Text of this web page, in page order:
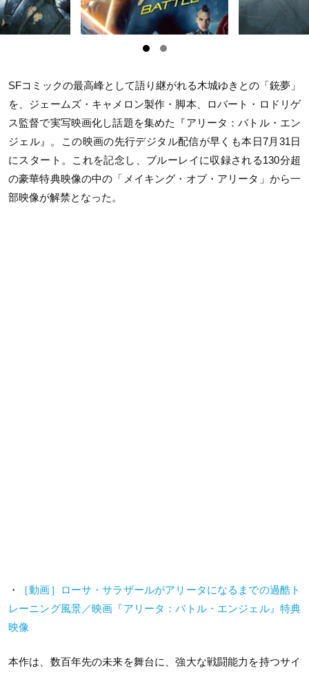
SFコミックの最高峰として語り継がれる木城ゆきとの「銃夢」
を、ジェームズ・キャメロン製作・脚本、ロバート・ロドリゲ
ス監督で実写映画化し話題を集めた『アリータ：バトル・エン
ジェル』。この映画の先行デジタル配信が早くも本日7月31日
にスタート。これを記念し、ブルーレイに収録される130分超
の豪華特典映像の中の「メイキング・オブ・アリータ」から一
部映像が解禁となった。
・
［動画］ローサ・サラザールがアリータになるまでの過酷ト
レーニング風景／映画『アリータ：バトル・エンジェル』特典
映像
本作は、数百年先の未来を舞台に、強大な戦闘能力を持つサイ